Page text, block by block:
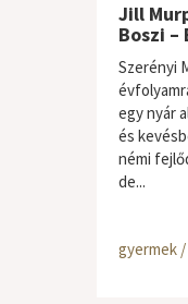
Jill
Boszi –
Szerényi
egy nyár
és
némi
de...
gyermek